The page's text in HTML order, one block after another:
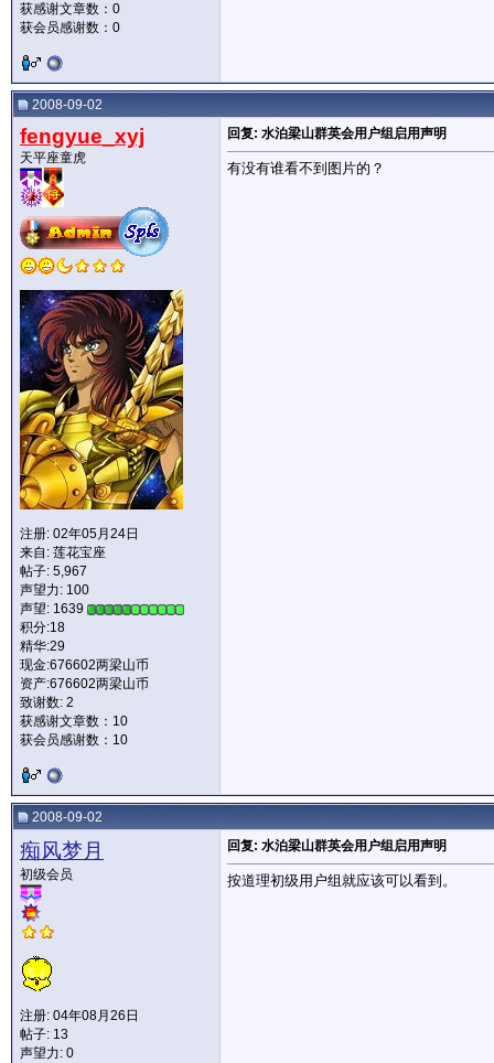
获感谢文章数：0
获会员感谢数：0
2008-09-02
fengyue_xyj
天平座童虎
注册: 02年05月24日
来自: 莲花宝座
帖子: 5,967
声望力: 100
声望: 1639
积分:18
精华:29
现金:676602两梁山币
资产:676602两梁山币
致谢数: 2
获感谢文章数：10
获会员感谢数：10
回复: 水泊梁山群英会用户组启用声明
有没有谁看不到图片的？
2008-09-02
痴风梦月
初级会员
注册: 04年08月26日
帖子: 13
声望力: 0
回复: 水泊梁山群英会用户组启用声明
按道理初级用户组就应该可以看到。